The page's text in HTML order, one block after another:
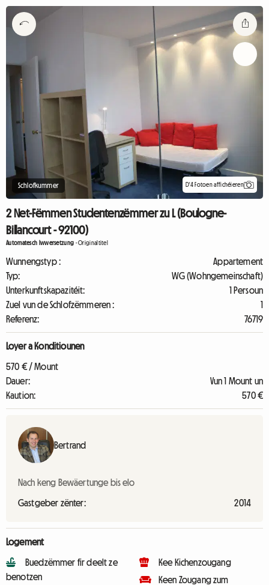
Schlofkummer D'4 Fotoen affichéieren
2 Net-Fëmmen Studentenzëmmer zu L (Boulogne-
Billancourt - 92100)
Automatesch Iwwersetzung -Originaltitel
Wunnengstyp :
Appartement
Typ:
WG (Wohngemeinschaft)
Unterkunftskapazitéit:
1 Persoun
Zuel vun de Schlofzëmmeren :
1
Referenz:
76719
Loyer a Konditiounen
570 € / Mount
Dauer:
Vun 1 Mount un
Kaution:
570 €
Bertrand
Nach keng Bewäertunge bis elo
Gastgeber zënter: 2014
Logement
Buedzëmmer fir deelt ze
benotzen
Kee Kichenzougang
Keen Zougang zum